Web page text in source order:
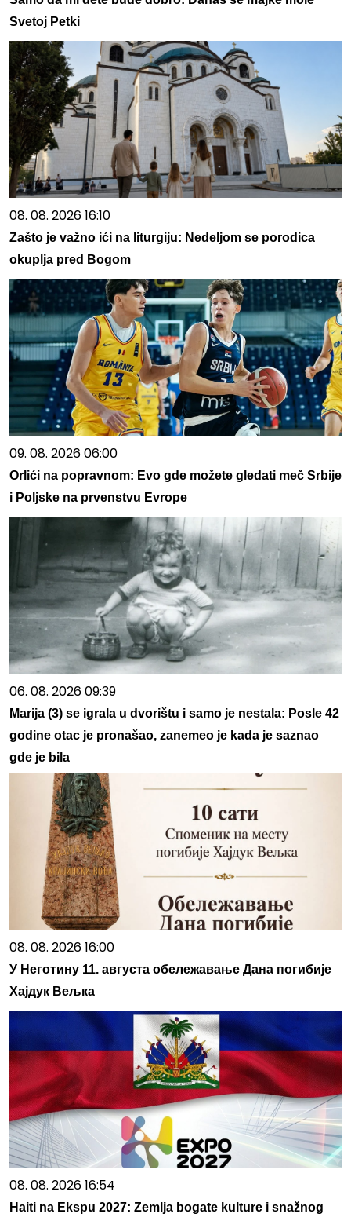
Svetoj Petki
08. 08. 2026 16:10
Zašto je važno ići na liturgiju: Nedeljom se porodica
okuplja pred Bogom
09. 08. 2026 06:00
Orlići na popravnom: Evo gde možete gledati meč Srbije
i Poljske na prvenstvu Evrope
06. 08. 2026 09:39
Marija (3) se igrala u dvorištu i samo je nestala: Posle 42
godine otac je pronašao, zanemeo je kada je saznao
gde je bila
08. 08. 2026 16:00
У Неготину 11. августа обележавање Дана погибије
Хајдук Вељка
08. 08. 2026 16:54
Haiti na Ekspu 2027: Zemlja bogate kulture i snažnog